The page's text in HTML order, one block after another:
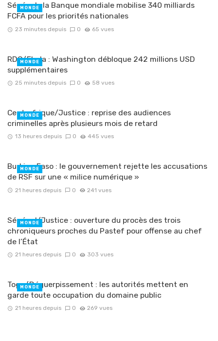
Sénégal : la Banque mondiale mobilise 340 milliards
FCFA pour les priorités nationales
23 minutes depuis 0 65 vues
MONDE
RDC/Ebola : Washington débloque 242 millions USD
supplémentaires
25 minutes depuis 0 58 vues
MONDE
Centrafrique/Justice : reprise des audiences
criminelles après plusieurs mois de retard
13 heures depuis 0 445 vues
MONDE
Burkina Faso : le gouvernement rejette les accusations
de RSF sur une « milice numérique »
21 heures depuis 0 241 vues
MONDE
Sénégal/Justice : ouverture du procès des trois
chroniqueurs proches du Pastef pour offense au chef
de l’État
21 heures depuis 0 303 vues
MONDE
Togo/Déguerpissement : les autorités mettent en
garde toute occupation du domaine public
21 heures depuis 0 269 vues
MONDE